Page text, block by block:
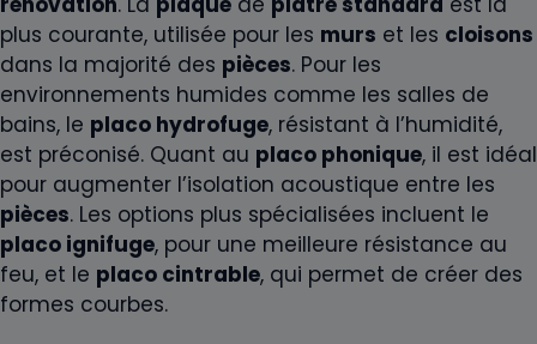
plus courante, utilisée pour les murs et les cloisons
dans la majorité des pièces. Pour les
environnements humides comme les salles de
bains, le placo hydrofuge, résistant à l’humidité,
est préconisé. Quant au placo phonique, il est idéal
pour augmenter l’isolation acoustique entre les
pièces. Les options plus spécialisées incluent le
placo ignifuge, pour une meilleure résistance au
feu, et le placo cintrable, qui permet de créer des
formes courbes.